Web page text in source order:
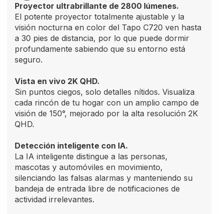
Proyector ultrabrillante de 2800 lúmenes.
El potente proyector totalmente ajustable y la
visión nocturna en color del Tapo C720 ven hasta
a 30 pies de distancia, por lo que puede dormir
profundamente sabiendo que su entorno está
seguro.
Vista en vivo 2K QHD.
Sin puntos ciegos, solo detalles nítidos. Visualiza
cada rincón de tu hogar con un amplio campo de
visión de 150°, mejorado por la alta resolución 2K
QHD.
Detección inteligente con IA.
La IA inteligente distingue a las personas,
mascotas y automóviles en movimiento,
silenciando las falsas alarmas y manteniendo su
bandeja de entrada libre de notificaciones de
actividad irrelevantes.